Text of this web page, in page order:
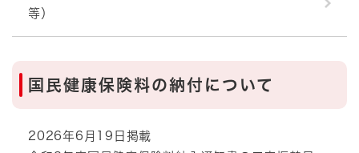
等）
国民健康保険料の納付について
2026年6月19日掲載